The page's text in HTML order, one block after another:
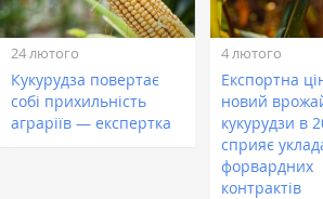
24 лютого
Кукурудза повертає
собі прихильність
аграріїв — експертка
4 лютого
Експортна
новий
кукурудзи в
сприяє
форвардних
контрактів